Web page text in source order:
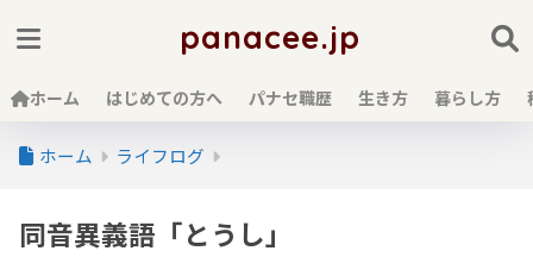
panacee.jp
ホーム はじめての方へ パナセ職歴 生き方 暮らし方
ホーム ライフログ
同音異義語「とうし」